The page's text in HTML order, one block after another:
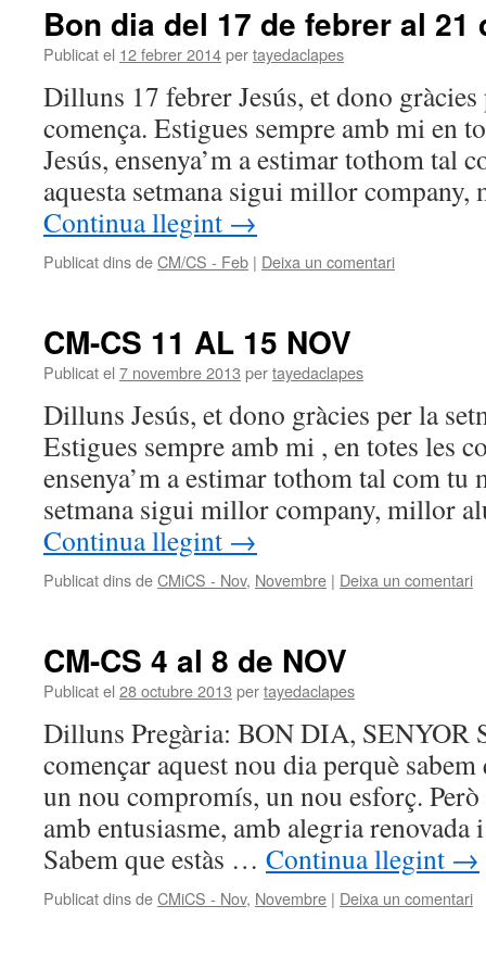
Bon dia del 17 de febrer al 21
Publicat el 12 febrer 2014pertayedaclapes
Dilluns 17 febrer Jesús, et dono gràcies
comença. Estigues sempre amb mi en
Jesús, ensenya’m a estimar tothom tal
aquesta setmana sigui millor
Continua llegint →
Publicat dins deCM/CS - Feb | Deixa un comentari
CM-CS 11 AL 15 NOV
Publicat el 7 novembre 2013 pertayedaclapes
Dilluns Jesús, et dono gràcies per la
Estigues sempre amb mi , en totes les
ensenya’m a estimar tothom tal com tu
setmana sigui millor company, millor
Continua llegint →
Publicat dins deCMiCS - Nov, Novembre | Deixa un comentari
CM-CS 4 al 8 de NOV
Publicat el 28 octubre 2013 pertayedaclapes
Dilluns Pregària: BON DIA, SENYOR
començar aquest nou dia perquè sabem
un nou compromís, un nou esforç.
amb entusiasme, amb alegria
Sabem que estàs … Continua llegint →
Publicat dins deCMiCS - Nov, Novembre | Deixa un comentari